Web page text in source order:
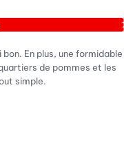
En plus, une formidable
de pommes et les
simple.